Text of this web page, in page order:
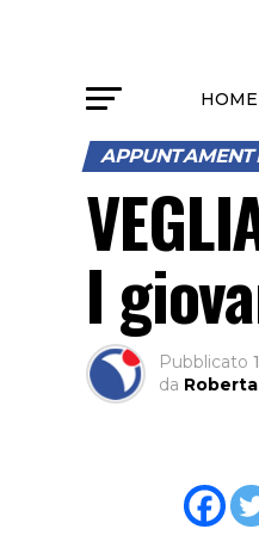
HOME
I
Pubblicato
da